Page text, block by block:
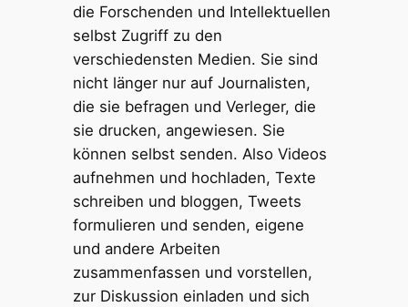
die Forschenden und Intellektuellen
selbst Zugriff zu den
verschiedensten Medien. Sie sind
nicht länger nur auf Journalisten,
die sie befragen und Verleger, die
sie drucken, angewiesen. Sie
können selbst senden. Also Videos
aufnehmen und hochladen, Texte
schreiben und bloggen, Tweets
formulieren und senden, eigene
und andere Arbeiten
zusammenfassen und vorstellen,
zur Diskussion einladen und sich